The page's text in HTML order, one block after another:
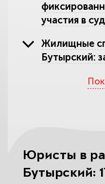
участия в
Жилищные
Бутырский:
жителей
Защитим вас
Юристы в
Бутырский: